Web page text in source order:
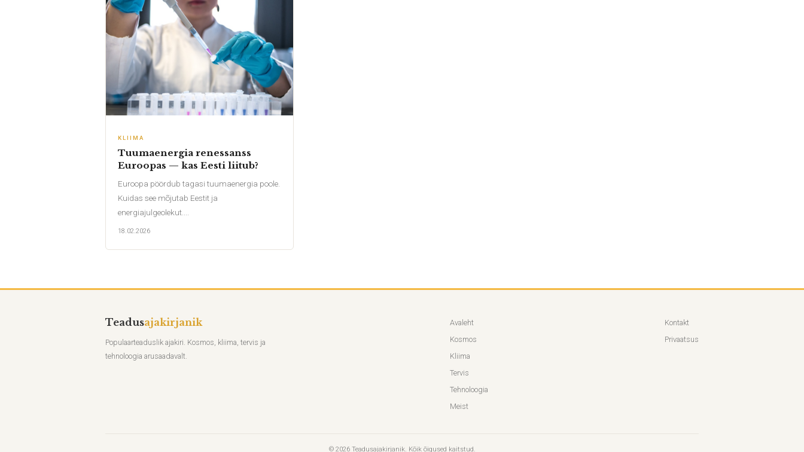
KLIIMA
Tuumaenergia renessanss
Euroopas — kas Eesti liitub?
Euroopa pöördub tagasi tuumaenergia poole.
Kuidas see mõjutab Eestit ja
energiajulgeolekut....
18.02.2026
Teadusajakirjanik
Populaarteaduslik ajakiri. Kosmos, kliima, tervis ja
tehnoloogia arusaadavalt.
Avaleht
Kosmos
Kliima
Tervis
Tehnoloogia
Meist
Kontakt
Privaatsus
© 2026 Teadusajakirjanik. Kõik õigused kaitstud.